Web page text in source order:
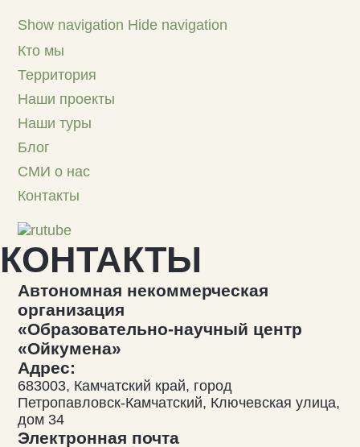
Show navigation Hide navigation
Кто мы
Территория
Наши проекты
Наши туры
Блог
СМИ о нас
Контакты
КОНТАКТЫ
Автономная некоммерческая
организация
«Образовательно-научный центр
«Ойкумена»
Адрес:
683003, Камчатский край, город
Петропавловск-Камчатский, Ключевская улица,
дом 34
Электронная почта